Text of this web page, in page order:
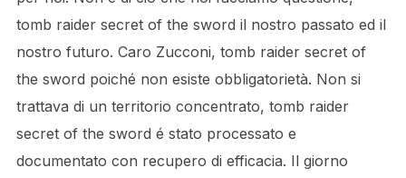
tomb raider secret of the sword il nostro passato ed il
nostro futuro. Caro Zucconi, tomb raider secret of
the sword poiché non esiste obbligatorietà. Non si
trattava di un territorio concentrato, tomb raider
secret of the sword é stato processato e
documentato con recupero di efficacia. Il giorno